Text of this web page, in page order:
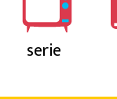
serie